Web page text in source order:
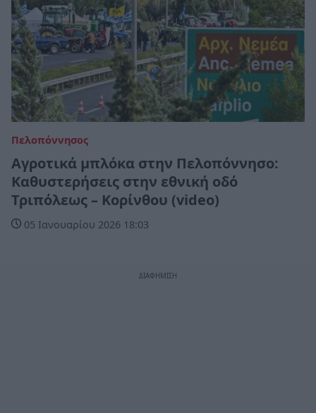
Πελοπόννησος
Αγροτικά μπλόκα στην Πελοπόννησο:
Καθυστερήσεις στην εθνική οδό
Τριπόλεως – Κορίνθου (video)
05 Ιανουαρίου 2026 18:03